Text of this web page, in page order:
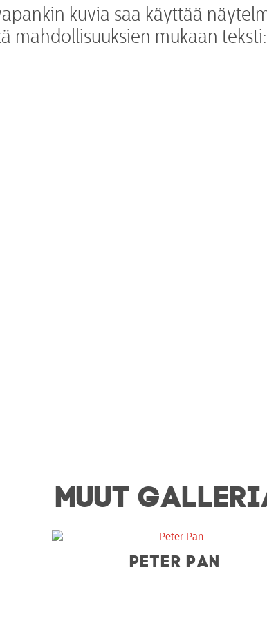
kuvia saa käyttää
mahdollisuuksien mukaan
MUUT
PETER PAN